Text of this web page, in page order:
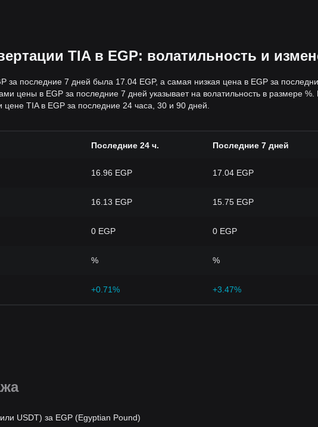
TIA в EGP: волатильность и
за последние 7 дней была 17.04 EGP, а самая низкая цена в EGP за
цены в EGP за последние 7 дней указывает на волатильность в размере
цене TIA в EGP за последние 24 часа, 30 и 90 дней.
Последние 24 ч. Последние 7 дней
16.96 EGP 17.04 EGP
16.13 EGP 15.75 EGP
0 EGP 0 EGP
% %
+0.71% +3.47%
USDT) за EGP (Egyptian Pound)